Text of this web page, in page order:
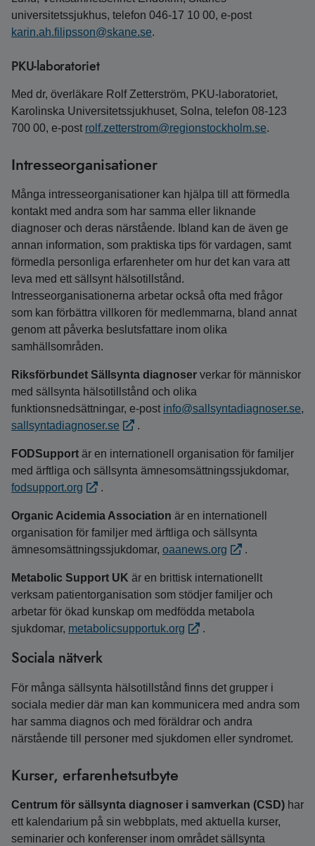
universitetssjukhus, telefon 046-17 10 00, e-post
karin.ah.filipsson@skane.se.
PKU-laboratoriet
Med dr, överläkare Rolf Zetterström, PKU-laboratoriet,
Karolinska Universitetssjukhuset, Solna, telefon 08-123
700 00, e-post rolf.zetterstrom@regionstockholm.se.
Intresseorganisationer
Många intresseorganisationer kan hjälpa till att förmedla
kontakt med andra som har samma eller liknande
diagnoser och deras närstående. Ibland kan de även ge
annan information, som praktiska tips för vardagen, samt
förmedla personliga erfarenheter om hur det kan vara att
leva med ett sällsynt hälsotillstånd.
Intresseorganisationerna arbetar också ofta med frågor
som kan förbättra villkoren för medlemmarna, bland annat
genom att påverka beslutsfattare inom olika
samhällsområden.
Riksförbundet Sällsynta diagnoser verkar för människor
med sällsynta hälsotillstånd och olika
funktionsnedsättningar, e‑post info@sallsyntadiagnoser.se,
sallsyntadiagnoser.se
.
FODSupport är en internationell organisation för familjer
med ärftliga och sällsynta ämnesomsättnings­sjukdomar,
fodsupport.org
.
Organic Acidemia Association är en internationell
organisation för familjer med ärftliga och sällsynta
ämnesomsättnings­sjukdomar, oaanews.org .
Metabolic Support UK är en brittisk internationellt
verksam patientorganisation som stödjer familjer och
arbetar för ökad kunskap om medfödda metabola
sjukdomar, metabolicsupportuk.org .
Sociala nätverk
För många sällsynta hälsotillstånd finns det grupper i
sociala medier där man kan kommunicera med andra som
har samma diagnos och med föräldrar och andra
närstående till personer med sjukdomen eller syndromet.
Kurser, erfarenhetsutbyte
Centrum för sällsynta diagnoser i samverkan (CSD) har
ett kalendarium på sin webbplats, med aktuella kurser,
seminarier och konferenser inom området sällsynta